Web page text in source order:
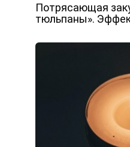
Потрясающая
тюльпаны».